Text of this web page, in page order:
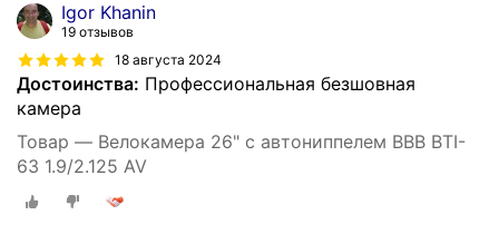
Igor Khanin
19 отзывов
18 августа 2024
Достоинства: Профессиональная безшовная
камера
Товар — Велокамера 26" с автониппелем BBB BTI-
63 1.9/2.125 AV